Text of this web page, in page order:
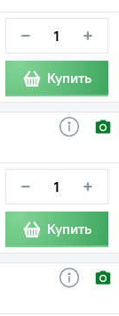
− +
Купить
− +
Купить